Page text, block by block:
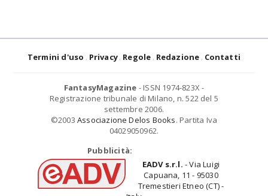
Termini d'uso Privacy Regole Redazione Contatti
FantasyMagazine - ISSN 1974-823X -
Registrazione tribunale di Milano, n. 522 del 5
settembre 2006.
©2003 Associazione Delos Books. Partita Iva
04029050962.
Pubblicità:
EADV s.r.l. - Via Luigi
Capuana, 11 - 95030
Tremestieri Etneo (CT) -